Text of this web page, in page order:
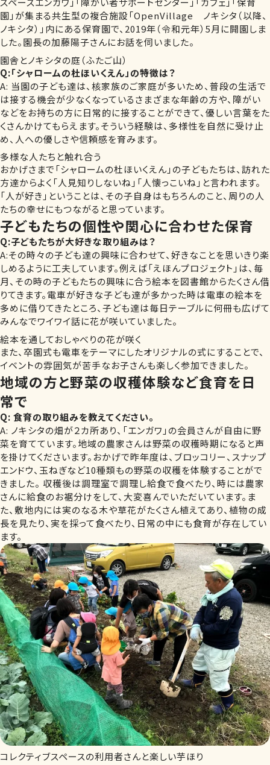
園」が集まる共生型の複合施設「OpenVillage ノキシタ（以降、
ノキシタ）」内にある保育園で、2019年（令和元年）5月に開園しま
した。園長の加藤陽子さんにお話を伺いました。
園舎とノキシタの庭（ふたご山）
Q:「シャロームの杜ほいくえん」の特徴は？
A: 当園の子ども達は、核家族のご家庭が多いため、普段の生活で
は接する機会が少なくなっているさまざまな年齢の方や、障がい
などをお持ちの方に日常的に接することができて、優しい言葉をた
くさんかけてもらえます。そういう経験は、多様性を自然に受け止
め、人への優しさや信頼感を育みます。
多様な人たちと触れ合う
おかげさまで「シャロームの杜ほいくえん」の子どもたちは、訪れた
方達からよく「人見知りしないね」「人懐っこいね」と言われます。
「人が好き」ということは、その子自身はもちろんのこと、周りの人
たちの幸せにもつながると思っています。
子どもたちの個性や関心に合わせた保育
Q:子どもたちが大好きな取り組みは？
A:その時々の子ども達の興味に合わせて、好きなことを思いきり楽
しめるように工夫しています。例えば「えほんプロジェクト」は、毎
月、その時の子どもたちの興味に合う絵本を図書館からたくさん借
りてきます。電車が好きな子ども達が多かった時は電車の絵本を
多めに借りてきたところ、子ども達は毎日テーブルに何冊も広げて
みんなでワイワイ話に花が咲いていました。
絵本を通しておしゃべりの花が咲く
また、卒園式も電車をテーマにしたオリジナルの式にすることで、
イベントの雰囲気が苦手なお子さんも楽しく参加できました。
地域の方と野菜の収穫体験など食育を日
常で
Q: 食育の取り組みを教えてください。
A: ノキシタの畑が２カ所あり、「エンガワ」の会員さんが自由に野
菜を育てています。地域の農家さんは野菜の収穫時期になると声
を掛けてくださいます。おかげで昨年度は、ブロッコリー、スナップ
エンドウ、玉ねぎなど10種類もの野菜の収穫を体験することがで
きました。 収穫後は調理室で調理し給食で食べたり、時には農家
さんに給食のお裾分けをして、大変喜んでいただいています。ま
た、敷地内には実のなる木や草花がたくさん植えてあり、植物の成
長を見たり、実を採って食べたり、日常の中にも食育が存在してい
ます。
コレクティブスペースの利用者さんと楽しい芋ほり